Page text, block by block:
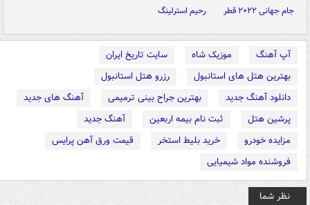
جام جهانی ۲۰۲۲ قطر
رحیم استرلینگ
آپ آهنگ موزیک شاه
سایت تاریخ ایران
بهترین هتل های استانبول
رزرو هتل استانبول
دانلود آهنگ جدید
بهترین جراح بینی ترمیمی
آهنگ های جدید
پرشین هتل
ثبت نام بیمه اربعین
آهنگ جدید
مزایده خودرو
خرید بلیط استخر
قیمت ورق آهن پرایس
فروشنده مواد شیمیایی
نظر شما